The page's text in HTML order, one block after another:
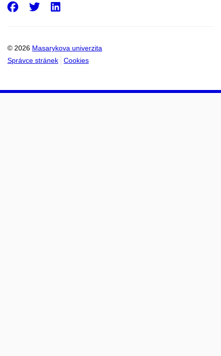
© 2026 Masarykova univerzita
Správce stránek
Cookies
Facebook
Twitter